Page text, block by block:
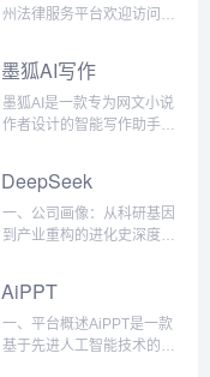
知2024年开始还真有大量的
我众多国内旅游业务的搜外
同学，这样，这个新...
Laravel/PHP高效开发框
企业提供一站式平台开发与
优化服务，助力电商平台在
激烈的市场中脱颖而出。 我
户带来更高质量的流...
州法律服务平台欢迎访问常
屈一指的在线法律平台，致
力于为常州地区提供全面的
法律咨询和专业的法律服
务。我们的网站旨在为个人
方案以及高效的争议解决方
式。全面的法律服务在常州
律师事务所，我们提供广泛
台可就劳动争议、合同纠纷
和民事诉讼等问题提供即时
在线法律咨询。企业...
墨狐AI写作
墨狐AI是一款专为网文小说
作者设计的智能写作助手，
新手还是资深作者，墨狐AI
都能帮助你在创作过程中轻
松应对情节编排、人物设
核心功能智能剧情生成墨狐
AI可以根据用户提供的基本
设定，自动生成丰富的故事
DeepSeek
一、公司画像：从科研基因
到产业重构的进化史深度求
率”为核心理念的人工智能公
司，创始团队由清华大学、
北京大学等顶尖高校的AI科
AiPPT
一、平台概述AiPPT是一款
基于先进人工智能技术的智